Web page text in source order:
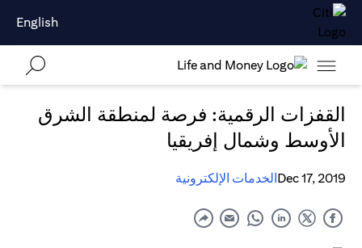
English
القفزات الرقمية: فرصة لمنطقة الشرق
الأوسط وشمال إفريقيا
Dec 17, 2019الخدمات الإلكترونية